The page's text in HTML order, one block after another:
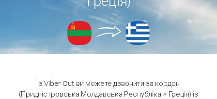
Із Viber Out ви можете дзвонити за кордон
(Придністровська Молдавська Республіка > Греція) із